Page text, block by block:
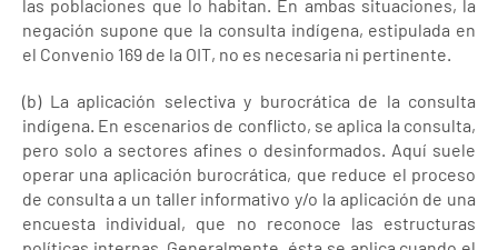
las poblaciones que lo habitan. En ambas situaciones, la
negación supone que la consulta indígena, estipulada en
el Convenio 169 de la OIT, no es necesaria ni pertinente.
(b) La aplicación selectiva y burocrática de la consulta
indígena. En escenarios de conflicto, se aplica la consulta,
pero solo a sectores afines o desinformados. Aquí suele
operar una aplicación burocrática, que reduce el proceso
de consulta a un taller informativo y/o la aplicación de una
encuesta individual, que no reconoce las estructuras